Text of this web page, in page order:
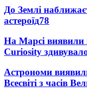
До Землі
астероїд78
На Марсі виявили
Curiosity
Астрономи
Всесвіті з часів